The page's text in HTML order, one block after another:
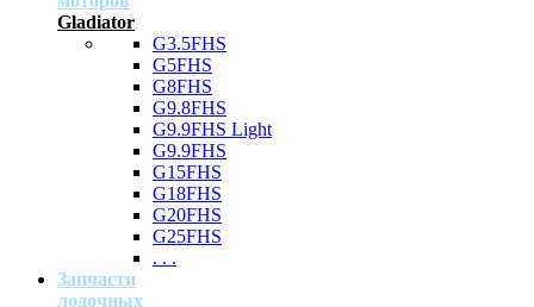
Gladiator
G3.5FHS
G5FHS
G8FHS
G9.8FHS
G9.9FHS Light
G9.9FHS
G15FHS
G18FHS
G20FHS
G25FHS
. . .
Запчасти
лодочных